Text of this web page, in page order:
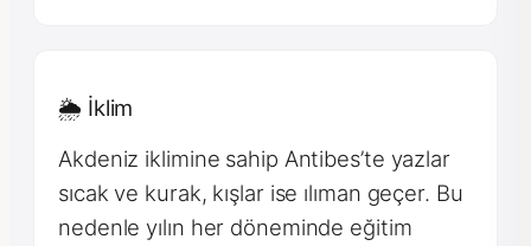
🌦 İklim
Akdeniz iklimine sahip Antibes’te yazlar
sıcak ve kurak, kışlar ise ılıman geçer. Bu
nedenle yılın her döneminde eğitim